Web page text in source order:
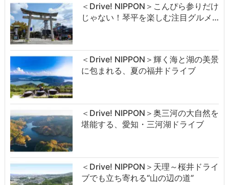
＜Drive! NIPPON＞こんぴら参りだけ
じゃない！琴平を楽しむ注目グルメ…
＜Drive! NIPPON＞輝く海と湖の美景
に包まれる、夏の福井ドライブ
＜Drive! NIPPON＞奥三河の大自然を
堪能する、愛知・三河湖ドライブ
＜Drive! NIPPON＞天理～桜井ドライ
ブでも立ち寄れる“山の辺の道”